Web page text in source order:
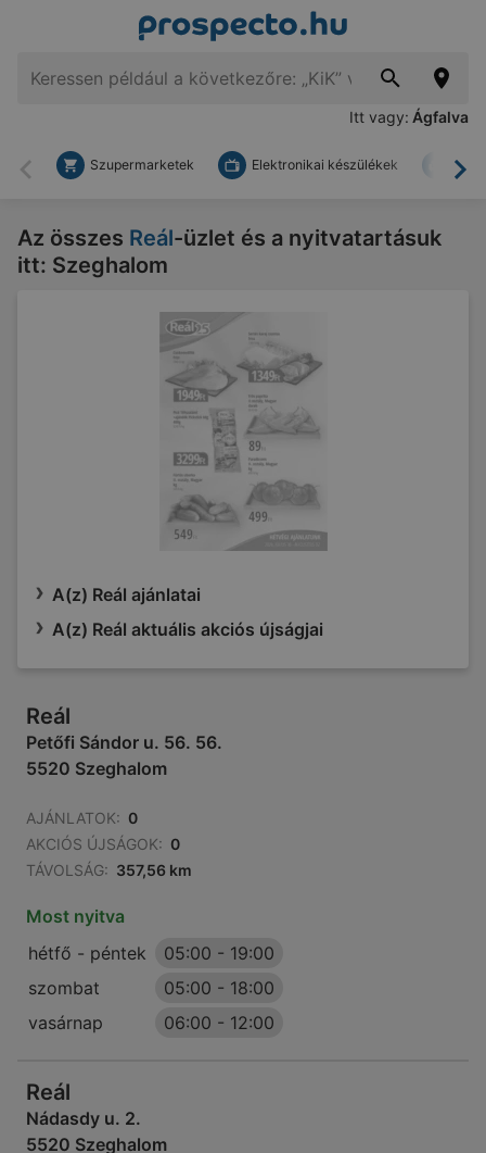
Itt vagy: Ágfalva
Vissza
Szupermarketek Elektronikai készülékek
Az összes Reál-üzlet és a nyitvatartásuk
itt: Szeghalom
A(z) Reál ajánlatai
A(z) Reál aktuális akciós újságjai
Reál
Petőfi Sándor u. 56. 56.
5520 Szeghalom
AJÁNLATOK: 0
AKCIÓS ÚJSÁGOK: 0
TÁVOLSÁG: 357,56 km
Most nyitva
hétfő - péntek
05:00 - 19:00
szombat
05:00 - 18:00
vasárnap
06:00 - 12:00
Reál
Nádasdy u. 2.
5520 Szeghalom